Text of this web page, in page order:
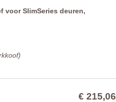
voor SlimSeries deuren,
€ 215,06